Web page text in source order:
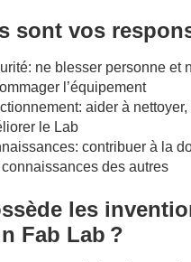
sont vos
ne blesser personne et
l’équipement
aider à
le Lab
contribuer à la
des autres
les
Fab Lab ?